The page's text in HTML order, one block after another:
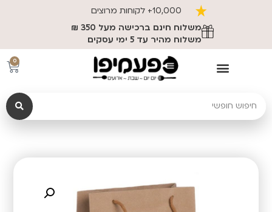
10,000+ לקוחות מרוצים
משלוח חינם ברכישה מעל 350 ₪
משלוח מהיר עד 5 ימי עסקים
0